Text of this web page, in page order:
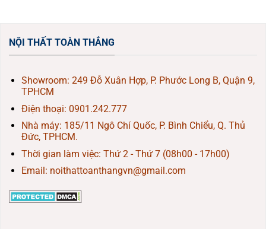
NỘI THẤT TOÀN THẮNG
Showroom: 249 Đỗ Xuân Hợp, P. Phước Long B, Quận 9,
TPHCM
Điện thoại: 0901.242.777
Nhà máy: 185/11 Ngô Chí Quốc, P. Bình Chiểu, Q. Thủ
Đức, TPHCM.
Thời gian làm việc: Thứ 2 - Thứ 7 (08h00 - 17h00)
Email: noithattoanthangvn@gmail.com